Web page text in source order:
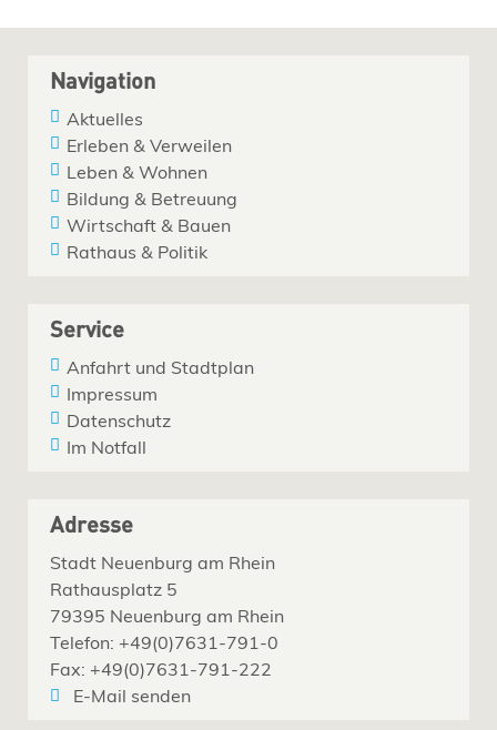
Navigation
Aktuelles
Erleben & Verweilen
Leben & Wohnen
Bildung & Betreuung
Wirtschaft & Bauen
Rathaus & Politik
Service
Anfahrt und Stadtplan
Impressum
Datenschutz
Im Notfall
Adresse
Stadt Neuenburg am Rhein
Rathausplatz 5
79395 Neuenburg am Rhein
Telefon: +49(0)7631-791-0
Fax: +49(0)7631-791-222
E-Mail senden